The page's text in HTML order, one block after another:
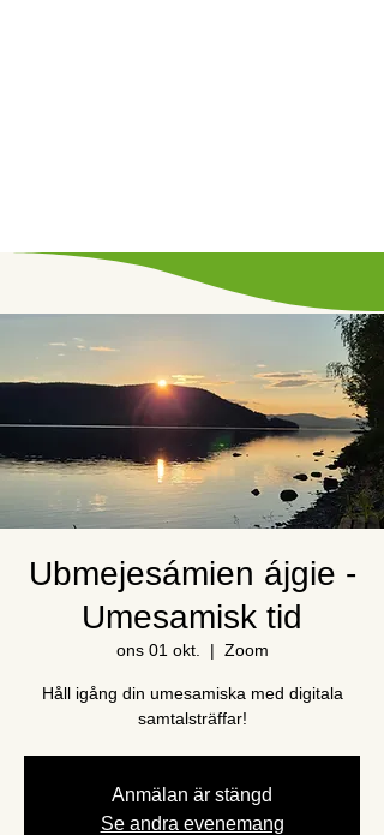
Ubmejesámien ájgie -
Umesamisk tid
ons 01 okt.
  |
Zoom
Håll igång din umesamiska med digitala
samtalsträffar!
Anmälan är stängd
Se andra evenemang